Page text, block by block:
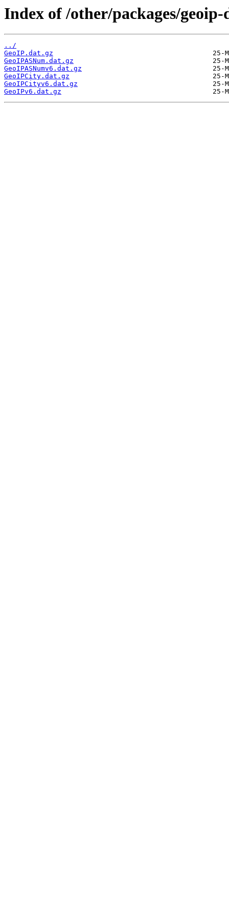
Index of /other/packages/geoip-
../
GeoIP.dat.gz
GeoIPASNum.dat.gz
GeoIPASNumv6.dat.gz
GeoIPCity.dat.gz
GeoIPCityv6.dat.gz
GeoIPv6.dat.gz